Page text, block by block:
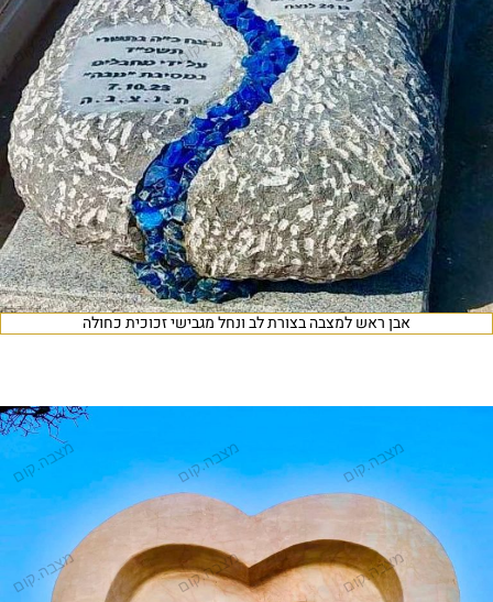
אבן ראש למצבה בצורת לב ונחל מגבישי זכוכית כחולה